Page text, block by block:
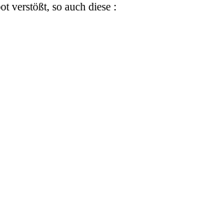
verstößt, so auch diese :